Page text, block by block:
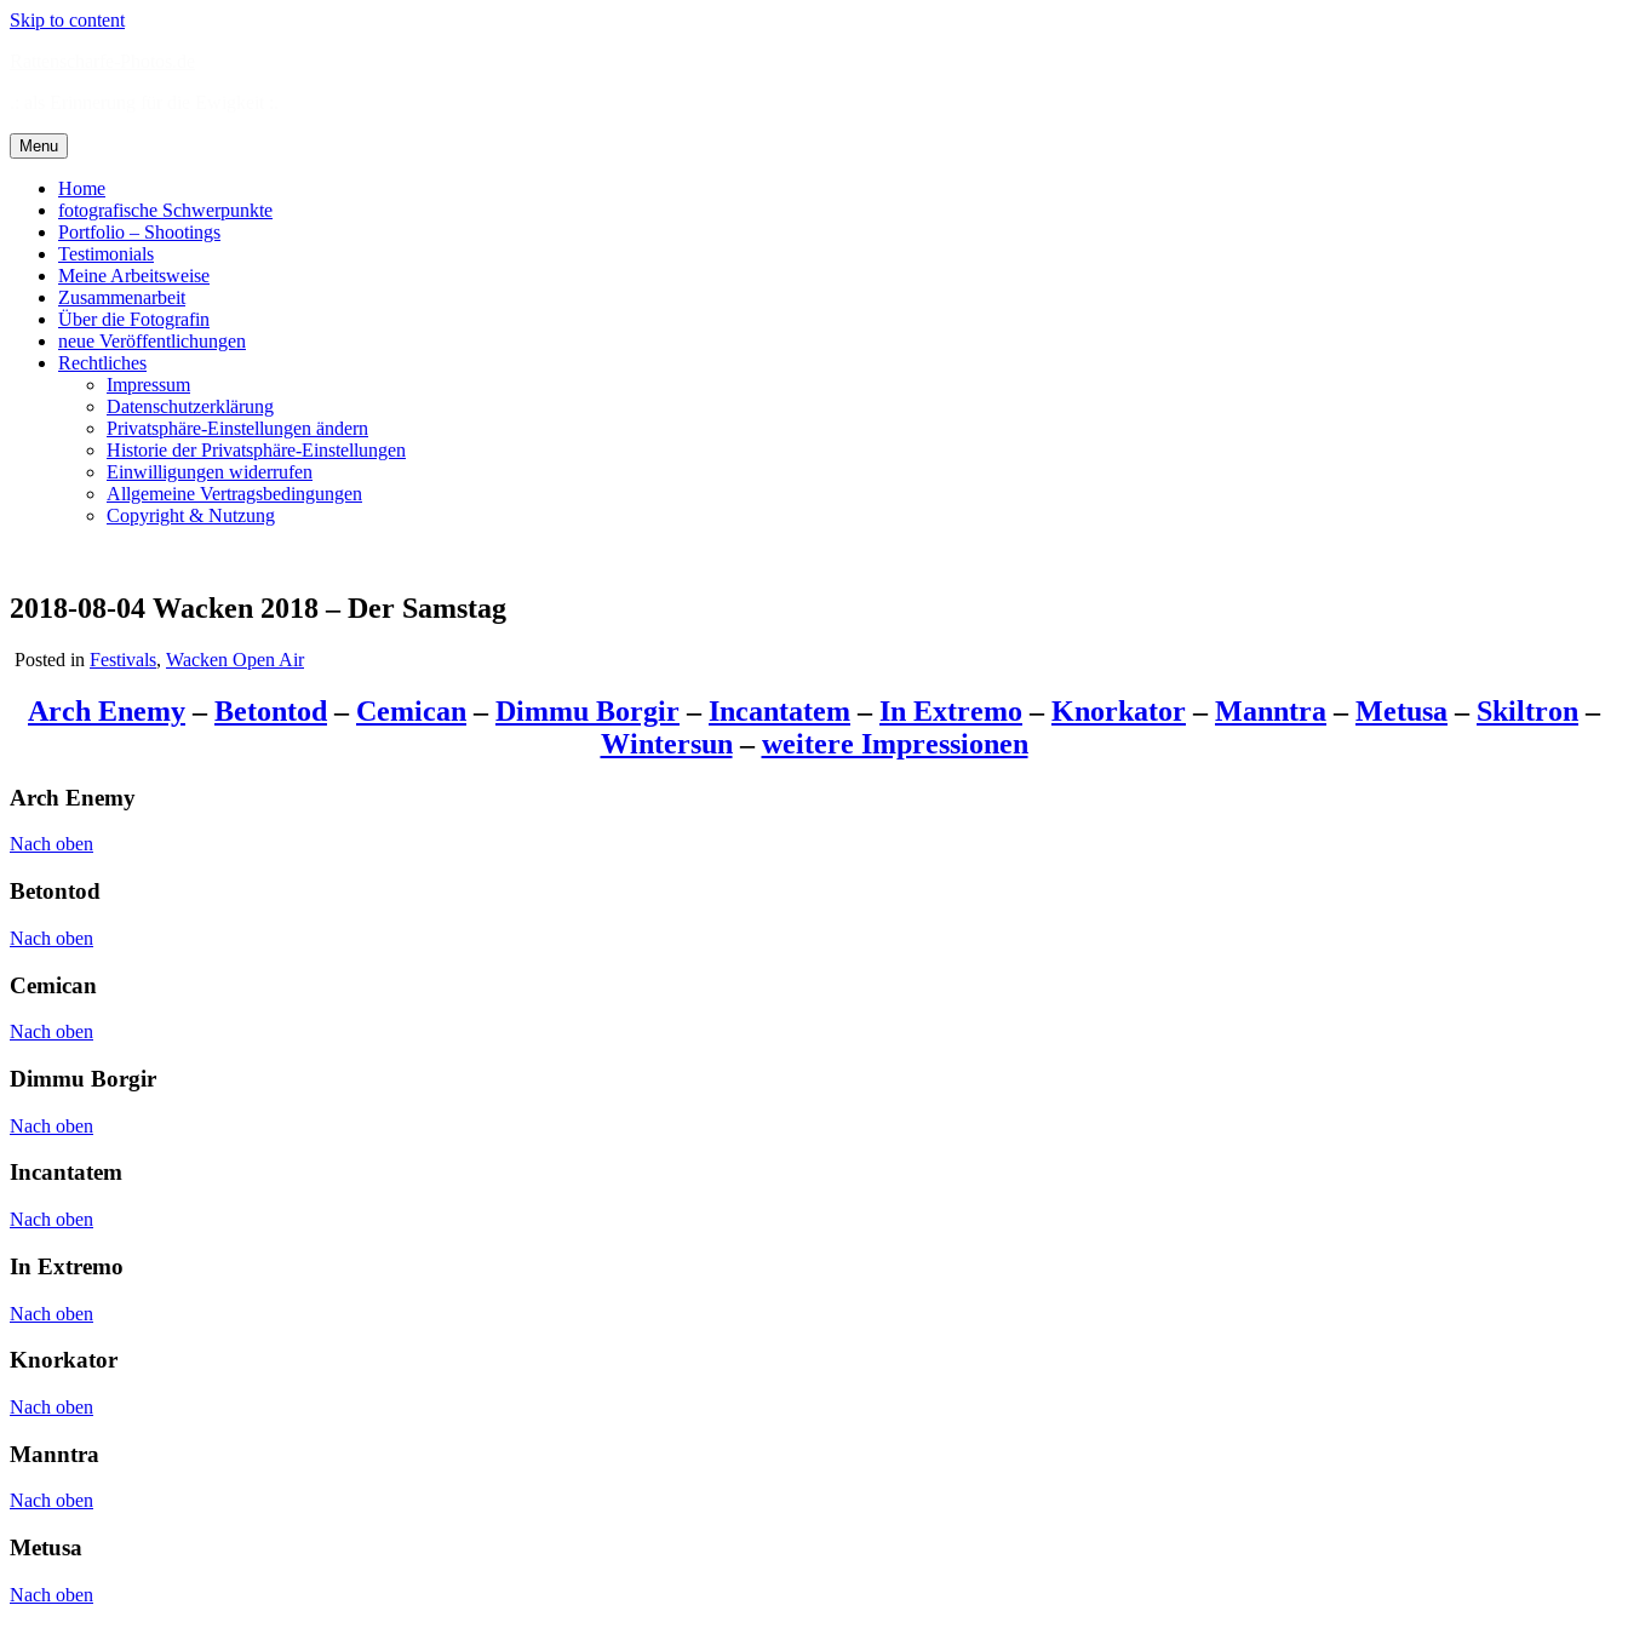
Skip to content
Menu
Home
fotografische Schwerpunkte
Portfolio – Shootings
Testimonials
Meine Arbeitsweise
Zusammenarbeit
Über die Fotografin
neue Veröffentlichungen
Rechtliches
Impressum
Datenschutzerklärung
Privatsphäre-Einstellungen ändern
Historie der Privatsphäre-Einstellungen
Einwilligungen widerrufen
Allgemeine Vertragsbedingungen
Copyright & Nutzung
2018-08-04 Wacken 2018 – Der Samstag
Posted in Festivals, Wacken Open Air
Arch Enemy–Betontod – Cemican –Dimmu Borgir–Incantatem –In Extremo –Knorkator–Manntra –Metusa – Skiltron –
Wintersun –weitere Impressionen
Arch Enemy
Nach oben
Betontod
Nach oben
Cemican
Nach oben
Dimmu Borgir
Nach oben
Incantatem
Nach oben
In Extremo
Nach oben
Knorkator
Nach oben
Manntra
Nach oben
Metusa
Nach oben